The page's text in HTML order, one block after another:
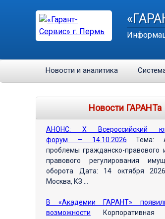
Новости и аналитика
Новости ГАРАНТа
АНОНС: Х Всероссийский
форум — 14.10.2026 Тема:
проблемы гражданско-правового
правового регулирования
оборота Дата: 14 октября
Москва, КЗ ...
В «Академии ГАРАНТ»
возможности Корпоративная